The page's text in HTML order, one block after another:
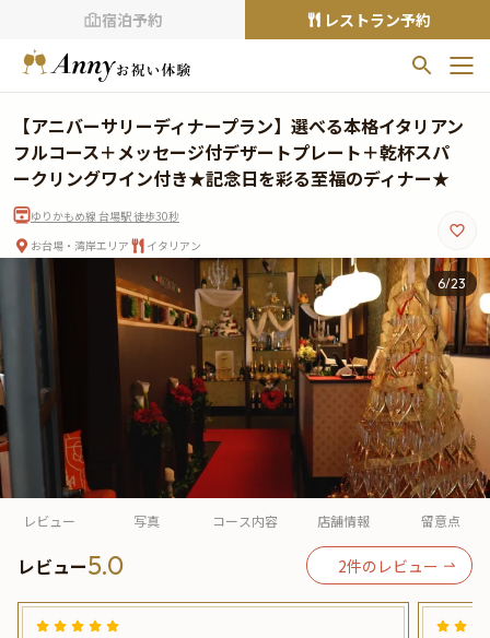
宿泊予約 レストラン予約
お気に入りプラン
お気に入りの登録がありません
プランの をクリックすることで
閲覧履歴
閲覧履歴はありません
過去に見たお店が最大10件まで表示されます。
10件を超えると、古いものから順に削除されます。
TOP
Annyお祝い体験について
Annyお祝いアイテムについて
【アニバーサリーディナープラン】選べる本格イタリアン
フルコース＋メッセージ付デザートプレート＋乾杯スパ
ークリングワイン付き★記念日を彩る至福のディナー★
ゆりかもめ線 台場駅 徒歩30秒
お台場・湾岸エリア
イタリアン
6/23
レビュー 写真 コース内容 店舗情報 留意点
レビュー5.0 2件のレビュー